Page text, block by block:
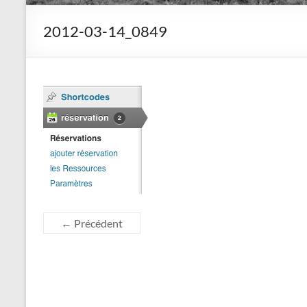
2012-03-14_0849
← Précédent